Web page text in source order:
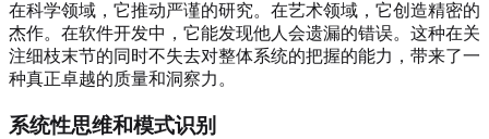
在科学领域，它推动严谨的研究。在艺术领域，它创造精密的
杰作。在软件开发中，它能发现他人会遗漏的错误。这种在关
注细枝末节的同时不失去对整体系统的把握的能力，带来了一
种真正卓越的质量和洞察力。
系统性思维和模式识别